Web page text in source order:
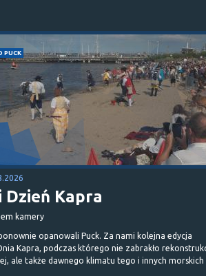
PUCK
Dzień Kapra
kamery
opanowali Puck. Za nami kolejna edycja
Kapra, podczas którego nie zabrakło
ale także dawnego klimatu tego i innych morskich